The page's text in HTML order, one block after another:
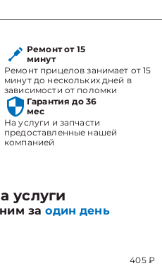
Ремонт от 15
минут
Ремонт прицелов занимает от 15
минут до нескольких дней в
зависимости от поломки
Гарантия до 36
мес
На услуги и запчасти
предоставленные нашей
компанией
услуги
заодин день
405 ₽